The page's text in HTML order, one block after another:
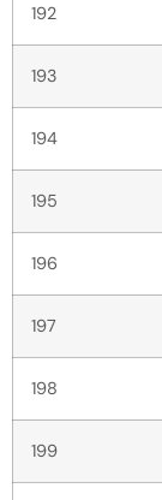
192
193
194
195
196
197
198
199